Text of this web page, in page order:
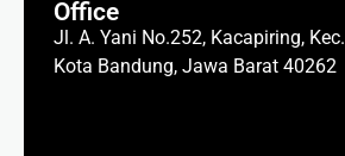
Office
Jl. A. Yani No.252, Kacapiring,
Kota Bandung, Jawa Barat 40262